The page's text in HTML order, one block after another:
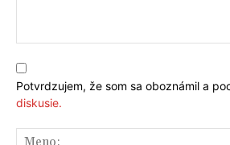
Potvrdzujem, že som sa oboznámil a
diskusie.